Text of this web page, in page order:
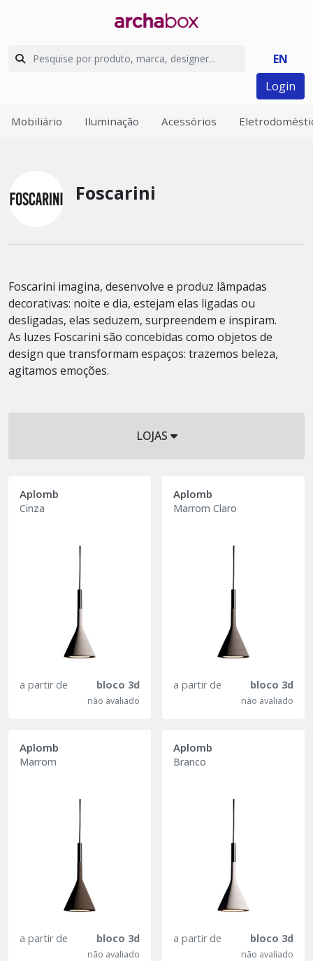
EN
Login
Mobiliário Iluminação Acessórios
Foscarini
Foscarini imagina, desenvolve e produz lâmpadas
decorativas: noite e dia, estejam elas ligadas ou
desligadas, elas seduzem, surpreendem e inspiram.
As luzes Foscarini são concebidas como objetos de
design que transformam espaços: trazemos beleza,
agitamos emoções.
LOJAS
Aplomb
Cinza
a partir de bloco 3d
não avaliado
Aplomb
Marrom Claro
a partir de bloco 3d
não avaliado
Aplomb
Marrom
a partir de bloco 3d
não avaliado
Aplomb
Branco
a partir de bloco 3d
não avaliado